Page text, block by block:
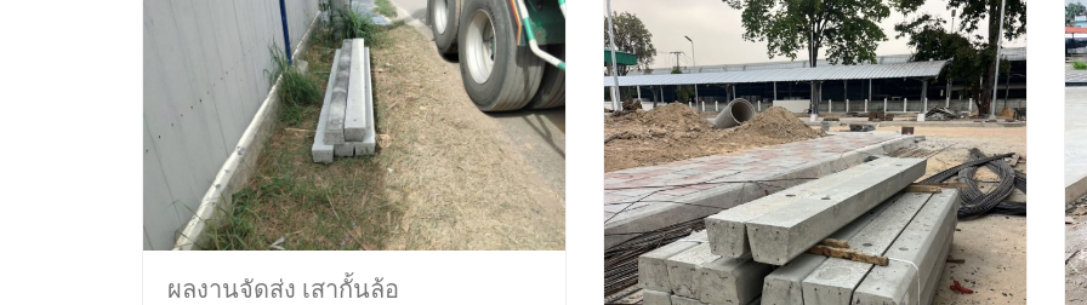
ผลงานจัดส่ง เสากั้นล้อ